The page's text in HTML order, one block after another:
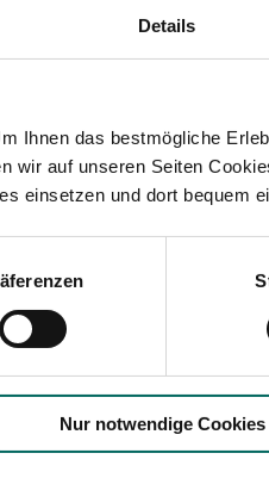
Details
Ihnen das bestmögliche
wir auf unseren Seiten
einsetzen und dort bequem
Nur notwendige Cookies
Rheinland-Pfalz
Ihnen:
sind möglich
unterstützt.
/Fahrtkostenzuschuss